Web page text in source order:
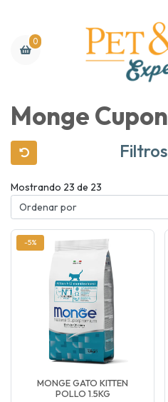
0
Monge Cupon
Filtros
Mostrando 23 de 23
-5%
MONGE GATO KITTEN
POLLO 1.5KG